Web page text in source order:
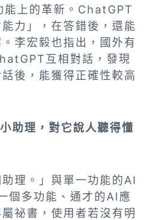
上的革新。ChatGPT
力」，在答錯後，還能
李宏毅也指出，國外有
互相對話，發現
後，能獲得正確性較高
助理，對它說人聽得懂
助理。」與單一功能的AI
個多功能、通才的AI應
祕書，使用者若沒有明